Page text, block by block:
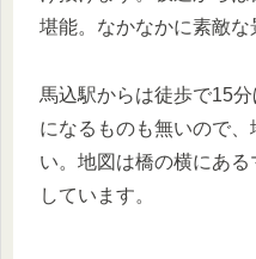
堪能。なかなかに素敵な
馬込駅からは徒歩で15
になるものも無いので
い。地図は橋の横にあ
しています。